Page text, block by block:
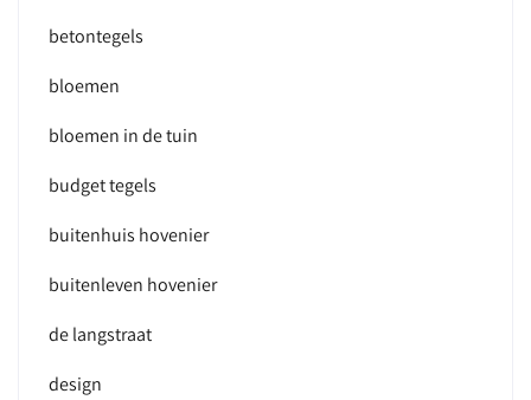
betontegels
bloemen
bloemen in de tuin
budget tegels
buitenhuis hovenier
buitenleven hovenier
de langstraat
design